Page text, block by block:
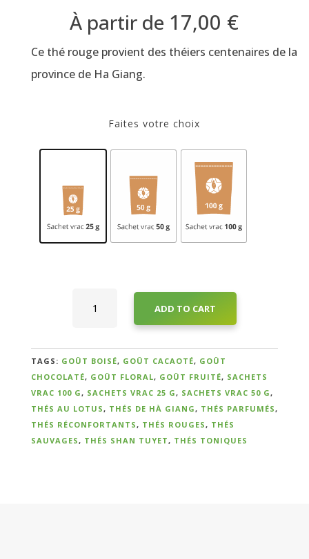
Qui
sommes-
nous
?
À partir de 17,00 €
Ce thé rouge provient des théiers centenaires de la
province de Ha Giang.
Faites votre choix
Rouge
Lotus
Cueillette
de
Printemps
2023
quantity
ADD TO CART
TAGS: GOÛT BOISÉ, GOÛT CACAOTÉ, GOÛT
CHOCOLATÉ, GOÛT FLORAL, GOÛT FRUITÉ, SACHETS
VRAC 100 G, SACHETS VRAC 25 G, SACHETS VRAC 50 G,
THÉS AU LOTUS, THÉS DE HÀ GIANG, THÉS PARFUMÉS,
THÉS RÉCONFORTANTS, THÉS ROUGES, THÉS
SAUVAGES, THÉS SHAN TUYET, THÉS TONIQUES